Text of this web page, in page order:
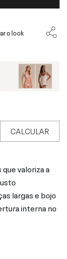
o look
CALCULAR
valoriza a
largas e bojo
interna no